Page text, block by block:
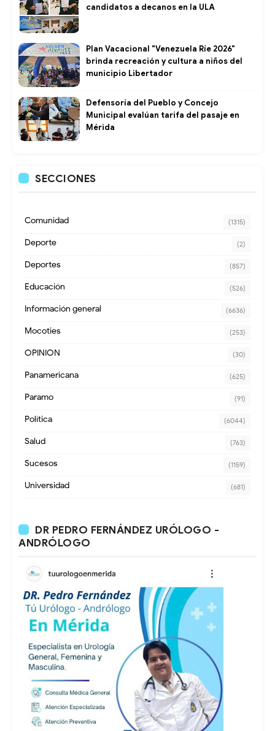
candidatos a decanos en la ULA
Plan Vacacional "Venezuela Ríe 2026"
brinda recreación y cultura a niños del
municipio Libertador
Defensoría del Pueblo y Concejo
Municipal evalúan tarifa del pasaje en
Mérida
SECCIONES
Comunidad (1315)
Deporte (2)
Deportes (857)
Educación (526)
Información general (6636)
Mocoties (253)
OPINION (30)
Panamericana (625)
Paramo (91)
Política (6044)
Salud (763)
Sucesos (1159)
Universidad (681)
DR PEDRO FERNÁNDEZ URÓLOGO -
ANDRÓLOGO